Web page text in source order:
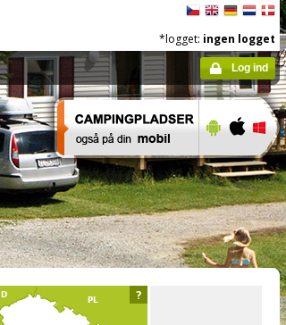
*logget: ingen logget
Log ind
?